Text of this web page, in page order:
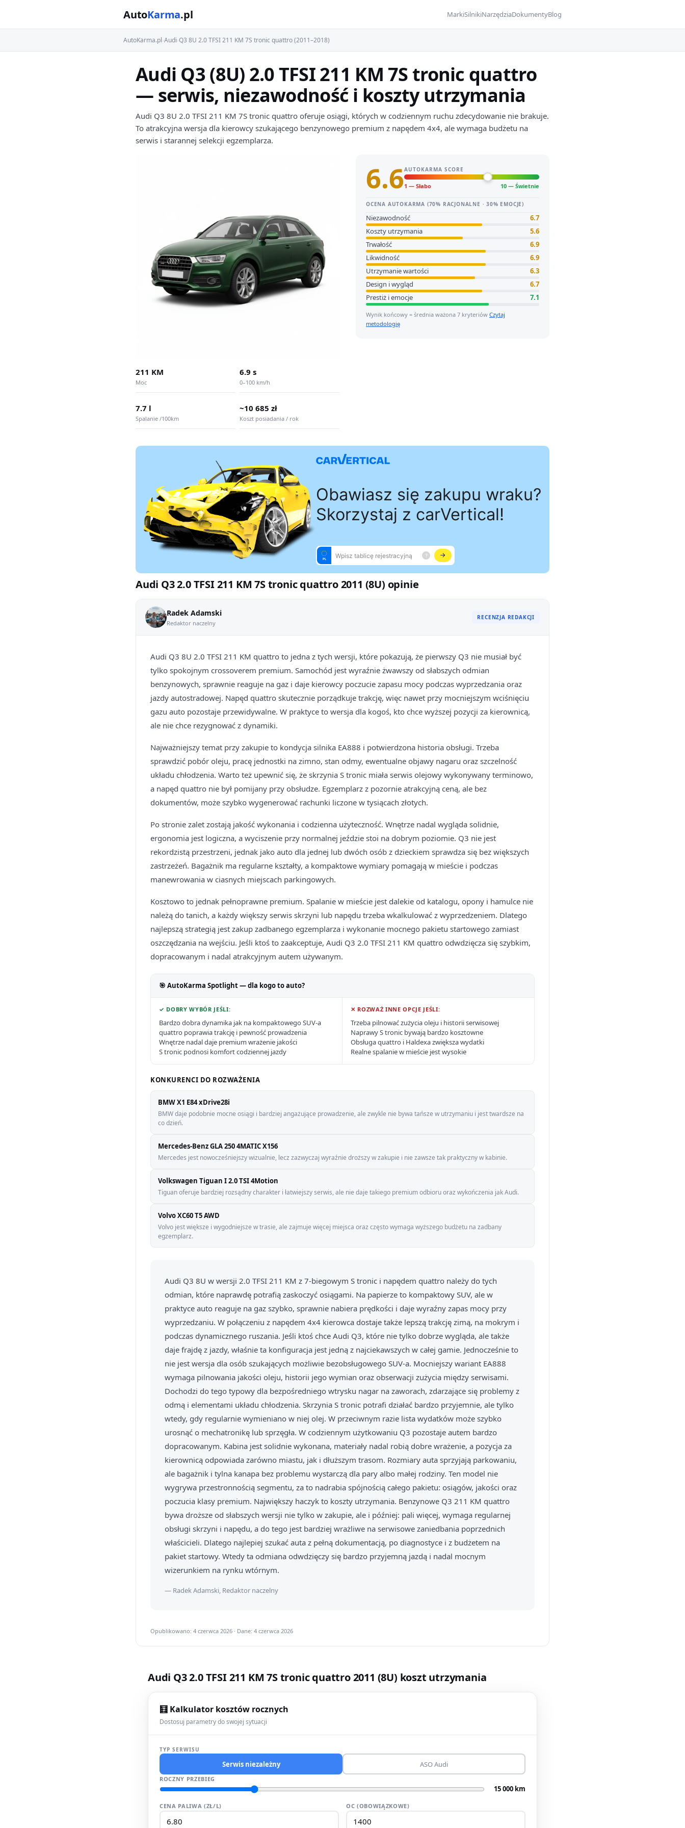
AutoKarma.pl MarkiSilnikiNarzędziaDokumentyBlog
AutoKarma.pl›Audi›Q3 8U 2.0 TFSI 211 KM 7S tronic quattro (2011–2018)
Audi Q3 (8U) 2.0 TFSI 211 KM 7S tronic quattro
— serwis, niezawodność i koszty utrzymania
Audi Q3 8U 2.0 TFSI 211 KM 7S tronic quattro oferuje osiągi, których w codziennym ruchu zdecydowanie nie brakuje.
To atrakcyjna wersja dla kierowcy szukającego benzynowego premium z napędem 4x4, ale wymaga budżetu na
serwis i starannej selekcji egzemplarza.
211 KM
Moc
6.9 s
0–100 km/h
7.7 l
Spalanie /100km
~10 685 zł
Koszt posiadania / rok
6.6AUTOKARMA SCORE
1 — Słabo 10 — Świetnie
OCENA AUTOKARMA (70% RACJONALNE · 30% EMOCJE)
Niezawodność
6.7
Koszty utrzymania
5.6
Trwałość
6.9
Likwidność
6.9
Utrzymanie wartości
6.3
Design i wygląd
6.7
Prestiż i emocje
7.1
Wynik końcowy = średnia ważona 7 kryteriów Czytaj
metodologię
Audi Q3 2.0 TFSI 211 KM 7S tronic quattro 2011 (8U) opinie
Radek Adamski
Redaktor naczelny
RECENZJA REDAKCJI
Audi Q3 8U 2.0 TFSI 211 KM quattro to jedna z tych wersji, które pokazują, że pierwszy Q3 nie musiał być
tylko spokojnym crossoverem premium. Samochód jest wyraźnie żwawszy od słabszych odmian
benzynowych, sprawnie reaguje na gaz i daje kierowcy poczucie zapasu mocy podczas wyprzedzania oraz
jazdy autostradowej. Napęd quattro skutecznie porządkuje trakcję, więc nawet przy mocniejszym wciśnięciu
gazu auto pozostaje przewidywalne. W praktyce to wersja dla kogoś, kto chce wyższej pozycji za kierownicą,
ale nie chce rezygnować z dynamiki.
Najważniejszy temat przy zakupie to kondycja silnika EA888 i potwierdzona historia obsługi. Trzeba
sprawdzić pobór oleju, pracę jednostki na zimno, stan odmy, ewentualne objawy nagaru oraz szczelność
układu chłodzenia. Warto też upewnić się, że skrzynia S tronic miała serwis olejowy wykonywany terminowo,
a napęd quattro nie był pomijany przy obsłudze. Egzemplarz z pozornie atrakcyjną ceną, ale bez
dokumentów, może szybko wygenerować rachunki liczone w tysiącach złotych.
Po stronie zalet zostają jakość wykonania i codzienna użyteczność. Wnętrze nadal wygląda solidnie,
ergonomia jest logiczna, a wyciszenie przy normalnej jeździe stoi na dobrym poziomie. Q3 nie jest
rekordzistą przestrzeni, jednak jako auto dla jednej lub dwóch osób z dzieckiem sprawdza się bez większych
zastrzeżeń. Bagażnik ma regularne kształty, a kompaktowe wymiary pomagają w mieście i podczas
manewrowania w ciasnych miejscach parkingowych.
Kosztowo to jednak pełnoprawne premium. Spalanie w mieście jest dalekie od katalogu, opony i hamulce nie
należą do tanich, a każdy większy serwis skrzyni lub napędu trzeba wkalkulować z wyprzedzeniem. Dlatego
najlepszą strategią jest zakup zadbanego egzemplarza i wykonanie mocnego pakietu startowego zamiast
oszczędzania na wejściu. Jeśli ktoś to zaakceptuje, Audi Q3 2.0 TFSI 211 KM quattro odwdzięcza się szybkim,
dopracowanym i nadal atrakcyjnym autem używanym.
🎯 AutoKarma Spotlight — dla kogo to auto?
✓ DOBRY WYBÓR JEŚLI:
Bardzo dobra dynamika jak na kompaktowego SUV-a
quattro poprawia trakcję i pewność prowadzenia
Wnętrze nadal daje premium wrażenie jakości
S tronic podnosi komfort codziennej jazdy
✕ ROZWAŻ INNE OPCJE JEŚLI:
Trzeba pilnować zużycia oleju i historii serwisowej
Naprawy S tronic bywają bardzo kosztowne
Obsługa quattro i Haldexa zwiększa wydatki
Realne spalanie w mieście jest wysokie
KONKURENCI DO ROZWAŻENIA
BMW X1 E84 xDrive28i
BMW daje podobnie mocne osiągi i bardziej angażujące prowadzenie, ale zwykle nie bywa tańsze w utrzymaniu i jest twardsze na
co dzień.
Mercedes-Benz GLA 250 4MATIC X156
Mercedes jest nowocześniejszy wizualnie, lecz zazwyczaj wyraźnie droższy w zakupie i nie zawsze tak praktyczny w kabinie.
Volkswagen Tiguan I 2.0 TSI 4Motion
Tiguan oferuje bardziej rozsądny charakter i łatwiejszy serwis, ale nie daje takiego premium odbioru oraz wykończenia jak Audi.
Volvo XC60 T5 AWD
Volvo jest większe i wygodniejsze w trasie, ale zajmuje więcej miejsca oraz często wymaga wyższego budżetu na zadbany
egzemplarz.
Audi Q3 8U w wersji 2.0 TFSI 211 KM z 7-biegowym S tronic i napędem quattro należy do tych
odmian, które naprawdę potrafią zaskoczyć osiągami. Na papierze to kompaktowy SUV, ale w
praktyce auto reaguje na gaz szybko, sprawnie nabiera prędkości i daje wyraźny zapas mocy przy
wyprzedzaniu. W połączeniu z napędem 4x4 kierowca dostaje także lepszą trakcję zimą, na mokrym i
podczas dynamicznego ruszania. Jeśli ktoś chce Audi Q3, które nie tylko dobrze wygląda, ale także
daje frajdę z jazdy, właśnie ta konfiguracja jest jedną z najciekawszych w całej gamie. Jednocześnie to
nie jest wersja dla osób szukających możliwie bezobsługowego SUV-a. Mocniejszy wariant EA888
wymaga pilnowania jakości oleju, historii jego wymian oraz obserwacji zużycia między serwisami.
Dochodzi do tego typowy dla bezpośredniego wtrysku nagar na zaworach, zdarzające się problemy z
odmą i elementami układu chłodzenia. Skrzynia S tronic potrafi działać bardzo przyjemnie, ale tylko
wtedy, gdy regularnie wymieniano w niej olej. W przeciwnym razie lista wydatków może szybko
urosnąć o mechatronikę lub sprzęgła. W codziennym użytkowaniu Q3 pozostaje autem bardzo
dopracowanym. Kabina jest solidnie wykonana, materiały nadal robią dobre wrażenie, a pozycja za
kierownicą odpowiada zarówno miastu, jak i dłuższym trasom. Rozmiary auta sprzyjają parkowaniu,
ale bagażnik i tylna kanapa bez problemu wystarczą dla pary albo małej rodziny. Ten model nie
wygrywa przestronnością segmentu, za to nadrabia spójnością całego pakietu: osiągów, jakości oraz
poczucia klasy premium. Największy haczyk to koszty utrzymania. Benzynowe Q3 211 KM quattro
bywa droższe od słabszych wersji nie tylko w zakupie, ale i później: pali więcej, wymaga regularnej
obsługi skrzyni i napędu, a do tego jest bardziej wrażliwe na serwisowe zaniedbania poprzednich
właścicieli. Dlatego najlepiej szukać auta z pełną dokumentacją, po diagnostyce i z budżetem na
pakiet startowy. Wtedy ta odmiana odwdzięczy się bardzo przyjemną jazdą i nadal mocnym
wizerunkiem na rynku wtórnym.
— Radek Adamski, Redaktor naczelny
Opublikowano: 4 czerwca 2026 · Dane: 4 czerwca 2026
Audi Q3 2.0 TFSI 211 KM 7S tronic quattro 2011 (8U) koszt utrzymania
🧮 Kalkulator kosztów rocznych
Dostosuj parametry do swojej sytuacji
TYP SERWISU
Serwis niezależny ASO Audi
ROCZNY PRZEBIEG
15 000 km
CENA PALIWA (ZŁ/L) OC (OBOWIĄZKOWE)